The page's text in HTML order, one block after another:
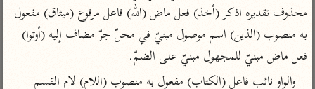
Type 1 or more
characters for results.
أمّهات
تفسير الطبري
تفسير ابن كثير
عامّة
فتح البيان للقنوجي
فتح القدير للشوكاني
معاصرة
الميسر
التفسير
فعل ماض مبنيّ للمجهول مبنيّ على الضمّ.